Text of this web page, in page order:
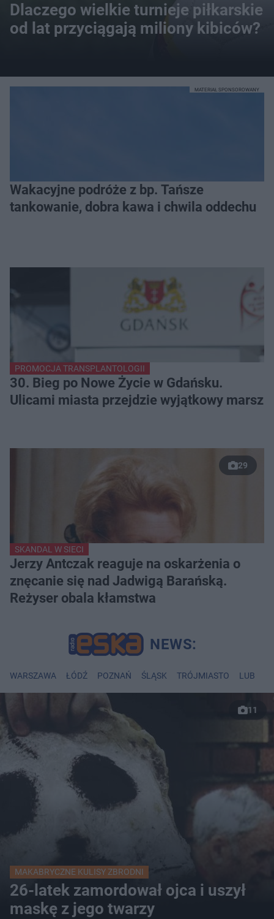
Dlaczego wielkie turnieje piłkarskie
od lat przyciągają miliony kibiców?
Wakacyjne podróże z bp. Tańsze
tankowanie, dobra kawa i chwila oddechu
MATERIAŁ SPONSOROWANY
PROMOCJA TRANSPLANTOLOGII
30. Bieg po Nowe Życie w Gdańsku.
Ulicami miasta przejdzie wyjątkowy marsz
29
SKANDAL W SIECI
Jerzy Antczak reaguje na oskarżenia o
znęcanie się nad Jadwigą Barańską.
Reżyser obala kłamstwa
WARSZAWA ŁÓDŹ POZNAŃ ŚLĄSK TRÓJMIASTO LUBLIN
11
MAKABRYCZNE KULISY ZBRODNI
26-latek zamordował ojca i uszył
maskę z jego twarzy